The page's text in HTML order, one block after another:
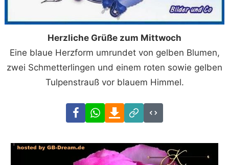
Herzliche Grüße zum Mittwoch
Eine blaue Herzform umrundet von gelben Blumen,
zwei Schmetterlingen und einem roten sowie gelben
Tulpenstrauß vor blauem Himmel.
FacebookWhatsAppDownload
Link
Code